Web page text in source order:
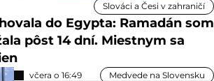
Slováci a Česi v zahraničí
do Egypta: Ramadán som
pôst 14 dní. Miestnym sa
včera o 16:49 Medvede na Slovensku